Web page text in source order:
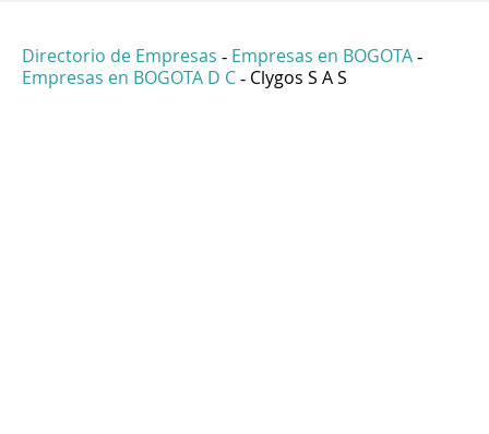
Directorio de Empresas - Empresas en BOGOTA -
Empresas en BOGOTA D C - Clygos S A S